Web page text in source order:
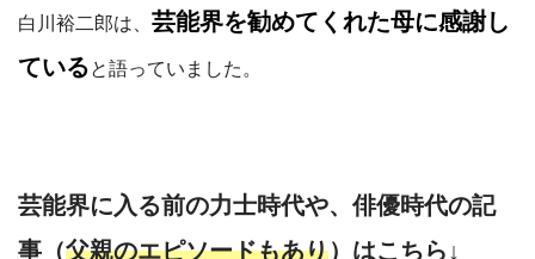
白川裕二郎は、 芸能界を勧めてくれた母に感謝し
ていると語っていました。
芸能界に入る前の力士時代や、俳優時代の記
事（父親のエピソードもあり）はこちら↓